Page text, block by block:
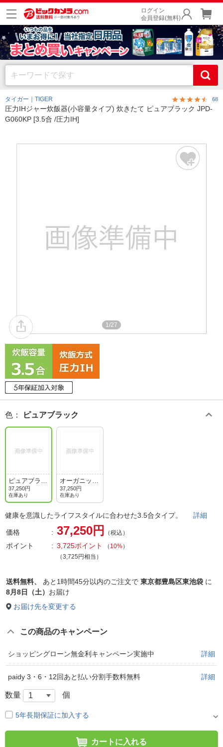
ログイン
会員登録(無料)
タイガー｜TIGER 68
圧力IHジャー炊飯器(小容量タイプ) 炊きたて ピュアブラック JPD-
G060KP [3.5合 /圧力IH]
1/27
色 ： ピュアブラック
ピュアブラッ
ク
37,250円
在庫あり
オーガニック
ホワイト
37,250円
在庫あり
健康を意識したライフスタイルに合わせた3.5合タイプ。 詳細
価格 37,250円 （税込）
ポイント 3,725ポイント （ 10%）
（3,725円相当）
送料無料、 あと 1時間45分以内のご注文で 東京都豊島区東池袋 に
8月8日（土） お届け
お届け先を変更する
この商品のキャンペーン
ショッピングローン無金利キャンペーン実施中 詳細
paidy 3・6・12回あと払い分割手数料無料 詳細
数量 個
5年長期保証に加入する
カートに入れる